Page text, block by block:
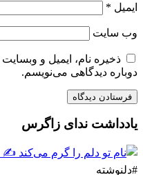
ایمیل *
وب‌ سایت
ذخیره نام، ایمیل و
دوباره دیدگاهی می‌نویسم.
یادداشت ندای زاگرس
#دلنوشته